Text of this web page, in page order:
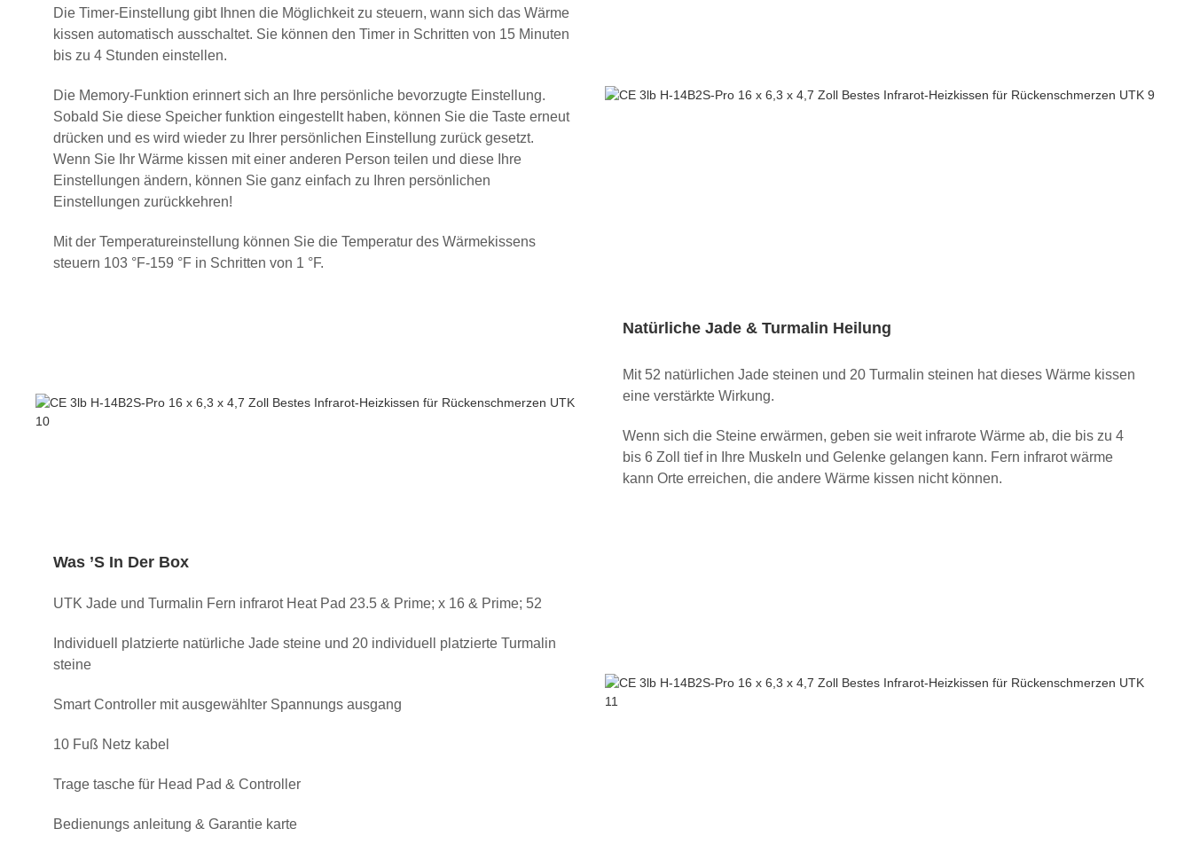
Die Timer-Einstellung gibt Ihnen die Möglichkeit zu steuern, wann sich das Wärme
kissen automatisch ausschaltet. Sie können den Timer in Schritten von 15 Minuten
bis zu 4 Stunden einstellen.
Die Memory-Funktion erinnert sich an Ihre persönliche bevorzugte Einstellung.
Sobald Sie diese Speicher funktion eingestellt haben, können Sie die Taste erneut
drücken und es wird wieder zu Ihrer persönlichen Einstellung zurück gesetzt.
Wenn Sie Ihr Wärme kissen mit einer anderen Person teilen und diese Ihre
Einstellungen ändern, können Sie ganz einfach zu Ihren persönlichen
Einstellungen zurückkehren!
Mit der Temperatureinstellung können Sie die Temperatur des Wärmekissens
steuern 103 °F-159 °F in Schritten von 1 °F.
Natürliche Jade & Turmalin Heilung
Mit 52 natürlichen Jade steinen und 20 Turmalin steinen hat dieses Wärme kissen
eine verstärkte Wirkung.
Wenn sich die Steine erwärmen, geben sie weit infrarote Wärme ab, die bis zu 4
bis 6 Zoll tief in Ihre Muskeln und Gelenke gelangen kann. Fern infrarot wärme
kann Orte erreichen, die andere Wärme kissen nicht können.
Was ’S In Der Box
UTK Jade und Turmalin Fern infrarot Heat Pad 23.5 & Prime; x 16 & Prime; 52
Individuell platzierte natürliche Jade steine und 20 individuell platzierte Turmalin
steine
Smart Controller mit ausgewählter Spannungs ausgang
10 Fuß Netz kabel
Trage tasche für Head Pad & Controller
Bedienungs anleitung & Garantie karte